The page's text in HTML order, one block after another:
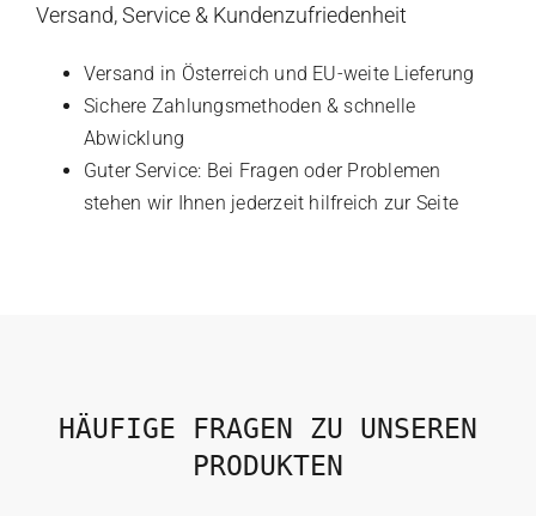
multiple
The
options
may
be
chosen
Versand, Service & Kundenzufriedenheit
Versand in Österreich und EU-weite Lieferung
Sichere Zahlungsmethoden & schnelle
Abwicklung
Guter Service: Bei Fragen oder Problemen
stehen wir Ihnen jederzeit hilfreich zur Seite
HÄUFIGE FRAGEN ZU UNSEREN
PRODUKTEN